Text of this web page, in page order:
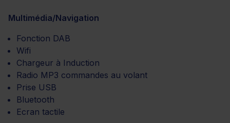
Multimédia/Navigation
Fonction DAB
Wifi
Chargeur à Induction
Radio MP3 commandes au volant
Prise USB
Bluetooth
Ecran tactile